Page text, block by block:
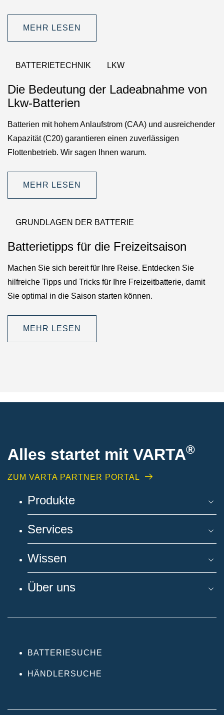
MEHR LESEN
BATTERIETECHNIK LKW
Die Bedeutung der Ladeabnahme von
Lkw-Batterien
Batterien mit hohem Anlaufstrom (CAA) und ausreichender
Kapazität (C20) garantieren einen zuverlässigen
Flottenbetrieb. Wir sagen Ihnen warum.
MEHR LESEN
GRUNDLAGEN DER BATTERIE
Batterietipps für die Freizeitsaison
Machen Sie sich bereit für Ihre Reise. Entdecken Sie
hilfreiche Tipps und Tricks für Ihre Freizeitbatterie, damit
Sie optimal in die Saison starten können.
MEHR LESEN
Alles startet mit VARTA®
ZUM VARTA PARTNER PORTAL
Produkte
Services
Wissen
Über uns
BATTERIESUCHE
HÄNDLERSUCHE